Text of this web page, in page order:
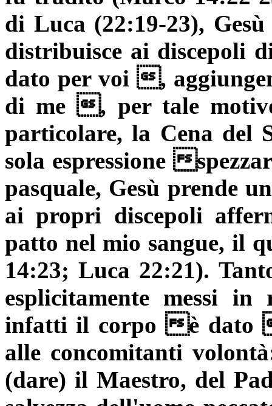
di Luca (22:19-23),
distribuisce ai discepoli
dato per voi ,
di me , per tale
particolare, la Cena del
sola espressione
pasquale, Gesù prende
ai propri discepoli
patto nel mio sangue, il
14:23; Luca 22:21).
esplicitamente messi
infatti il corpo è dato
alle concomitanti
(dare) il Maestro, del